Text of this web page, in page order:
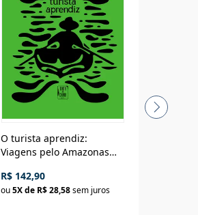
O turista aprendiz:
Viagens pelo Amazonas
até a Bolívia e por Marajó
até dizer chega
R$ 142,90
ou5X de R$ 28,58sem juros